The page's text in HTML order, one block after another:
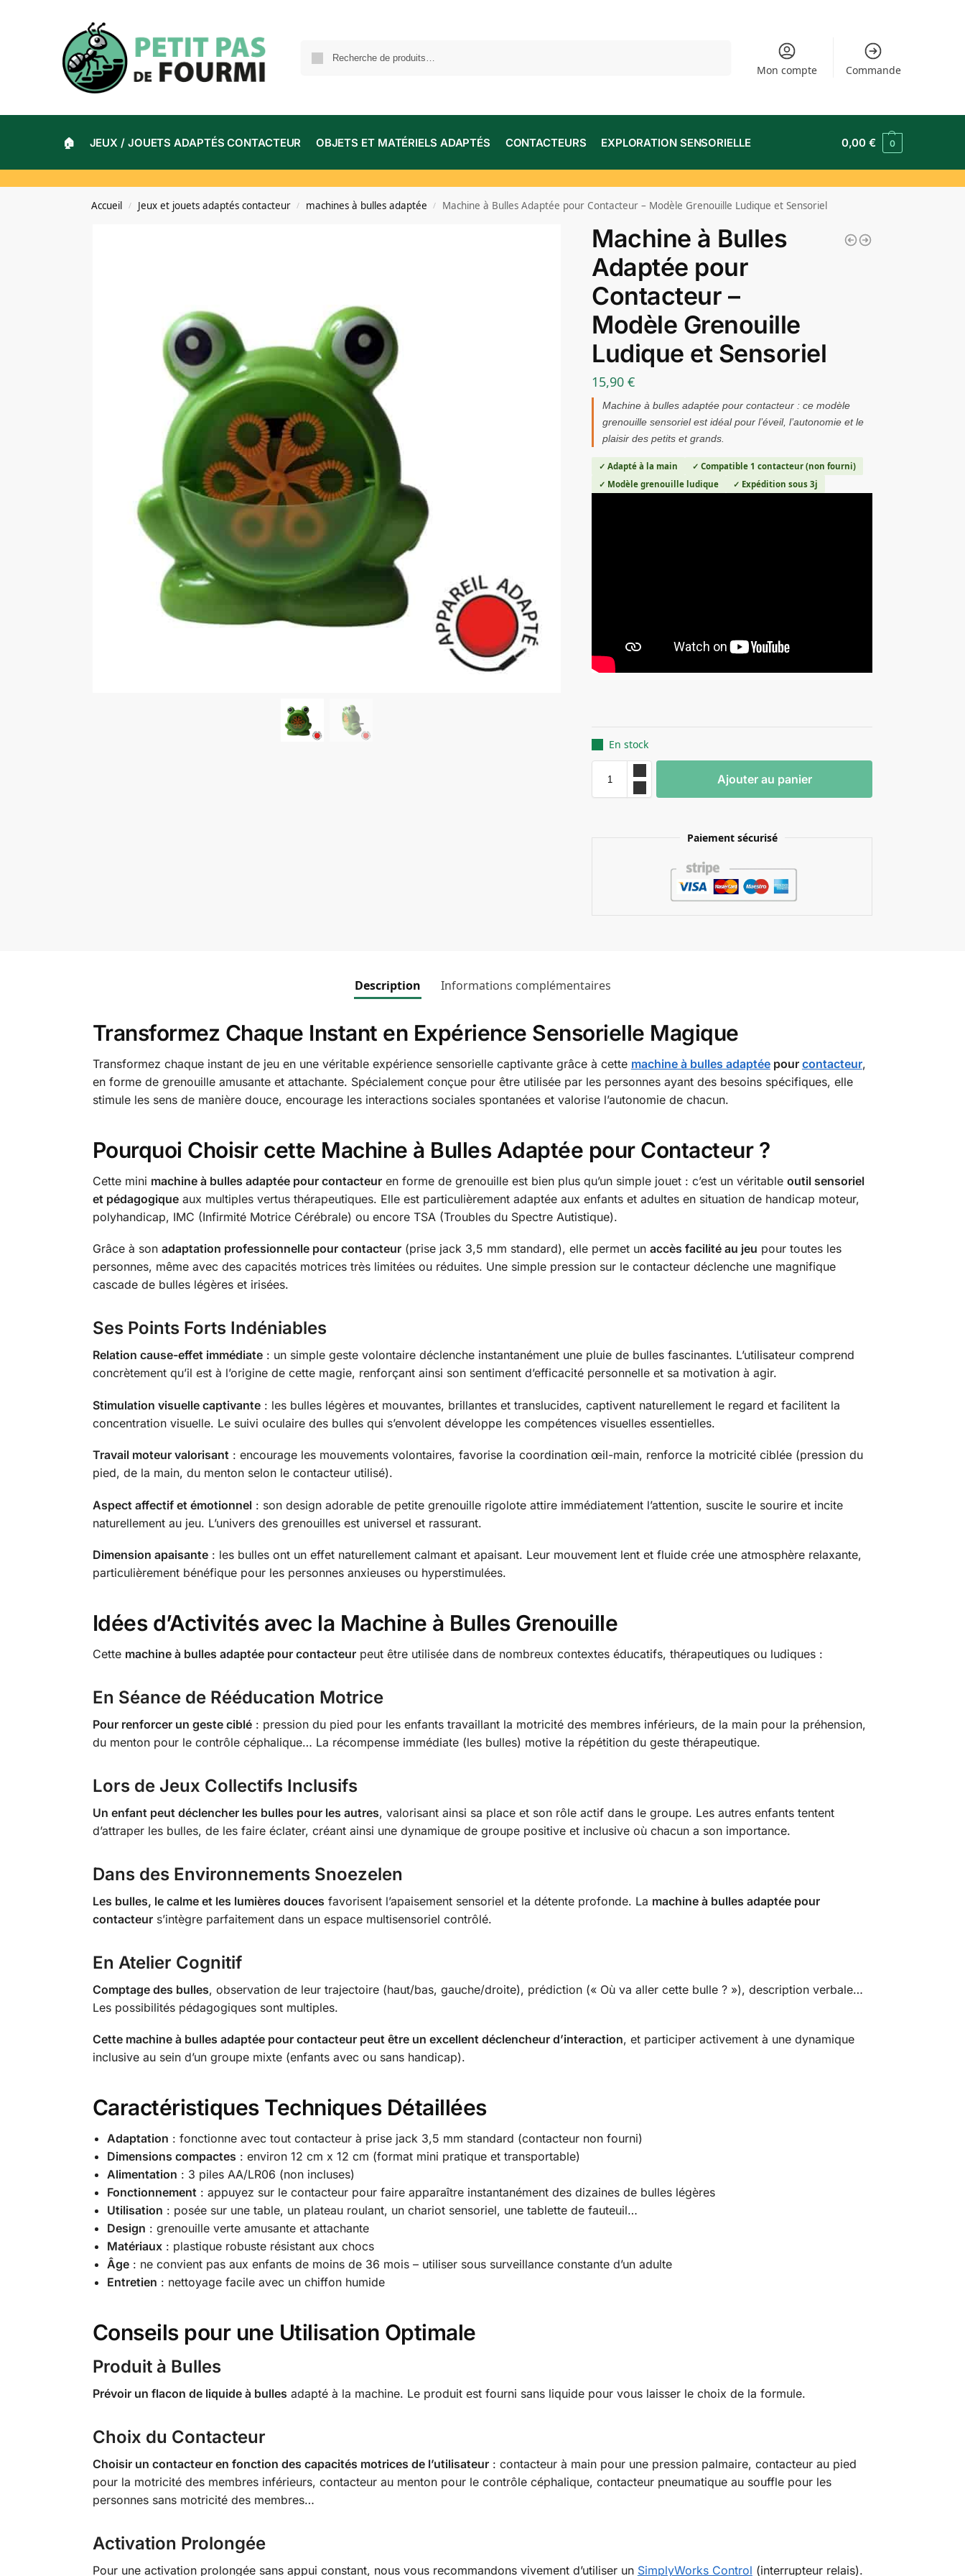
Mon compte Commande
🏠 JEUX / JOUETS ADAPTÉS CONTACTEUR OBJETS ET MATÉRIELS ADAPTÉS CONTACTEURS EXPLORATION SENSORIELLE 0,00€ 0
Accueil / Jeux et jouets adaptés contacteur / machines à bulles adaptée / Machine à Bulles Adaptée pour Contacteur – Modèle Grenouille Ludique et Sensoriel
Machine à Bulles
Adaptée pour
Contacteur –
Modèle Grenouille
Ludique et Sensoriel
15,90€
Machine à bulles adaptée pour contacteur : ce modèle
grenouille sensoriel est idéal pour l’éveil, l’autonomie et le
plaisir des petits et grands.
✓ Adapté à la main
✓ Compatible 1 contacteur (non fourni)
✓ Modèle grenouille ludique
✓ Expédition sous 3j
En stock
Ajouter au panier
Paiement sécurisé
Description Informations complémentaires
Transformez Chaque Instant en Expérience Sensorielle Magique
Transformez chaque instant de jeu en une véritable expérience sensorielle captivante grâce à cette machine à bulles adaptéepour contacteur,
en forme de grenouille amusante et attachante. Spécialement conçue pour être utilisée par les personnes ayant des besoins spécifiques, elle
stimule les sens de manière douce, encourage les interactions sociales spontanées et valorise l’autonomie de chacun.
Pourquoi Choisir cette Machine à Bulles Adaptée pour Contacteur ?
Cette mini machine à bulles adaptée pour contacteuren forme de grenouille est bien plus qu’un simple jouet : c’est un véritable outil sensoriel
et pédagogiqueaux multiples vertus thérapeutiques. Elle est particulièrement adaptée aux enfants et adultes en situation de handicap moteur,
polyhandicap, IMC (Infirmité Motrice Cérébrale) ou encore TSA (Troubles du Spectre Autistique).
Grâce à son adaptation professionnelle pour contacteur(prise jack 3,5 mm standard), elle permet un accès facilité au jeu pour toutes les
personnes, même avec des capacités motrices très limitées ou réduites. Une simple pression sur le contacteur déclenche une magnifique
cascade de bulles légères et irisées.
Ses Points Forts Indéniables
Relation cause-effet immédiate: un simple geste volontaire déclenche instantanément une pluie de bulles fascinantes. L’utilisateur comprend
concrètement qu’il est à l’origine de cette magie, renforçant ainsi son sentiment d’efficacité personnelle et sa motivation à agir.
Stimulation visuelle captivante: les bulles légères et mouvantes, brillantes et translucides, captivent naturellement le regard et facilitent la
concentration visuelle. Le suivi oculaire des bulles qui s’envolent développe les compétences visuelles essentielles.
Travail moteur valorisant: encourage les mouvements volontaires, favorise la coordination œil-main, renforce la motricité ciblée (pression du
pied, de la main, du menton selon le contacteur utilisé).
Aspect affectif et émotionnel: son design adorable de petite grenouille rigolote attire immédiatement l’attention, suscite le sourire et incite
naturellement au jeu. L’univers des grenouilles est universel et rassurant.
Dimension apaisante: les bulles ont un effet naturellement calmant et apaisant. Leur mouvement lent et fluide crée une atmosphère relaxante,
particulièrement bénéfique pour les personnes anxieuses ou hyperstimulées.
Idées d’Activités avec la Machine à Bulles Grenouille
Cette machine à bulles adaptée pour contacteurpeut être utilisée dans de nombreux contextes éducatifs, thérapeutiques ou ludiques :
En Séance de Rééducation Motrice
Pour renforcer un geste ciblé: pression du pied pour les enfants travaillant la motricité des membres inférieurs, de la main pour la préhension,
du menton pour le contrôle céphalique… La récompense immédiate (les bulles) motive la répétition du geste thérapeutique.
Lors de Jeux Collectifs Inclusifs
Un enfant peut déclencher les bulles pour les autres, valorisant ainsi sa place et son rôle actif dans le groupe. Les autres enfants tentent
d’attraper les bulles, de les faire éclater, créant ainsi une dynamique de groupe positive et inclusive où chacun a son importance.
Dans des Environnements Snoezelen
Les bulles, le calme et les lumières douces favorisent l’apaisement sensoriel et la détente profonde. La machine à bulles adaptée pour
contacteurs’intègre parfaitement dans un espace multisensoriel contrôlé.
En Atelier Cognitif
Comptage des bulles, observation de leur trajectoire (haut/bas, gauche/droite), prédiction (« Où va aller cette bulle ? »), description verbale…
Les possibilités pédagogiques sont multiples.
Cette machine à bulles adaptée pour contacteur peut être un excellent déclencheur d’interaction, et participer activement à une dynamique
inclusive au sein d’un groupe mixte (enfants avec ou sans handicap).
Caractéristiques Techniques Détaillées
Adaptation : fonctionne avec tout contacteur à prise jack 3,5 mm standard (contacteur non fourni)
Dimensions compactes : environ 12 cm x 12 cm (format mini pratique et transportable)
Alimentation : 3 piles AA/LR06 (non incluses)
Fonctionnement : appuyez sur le contacteur pour faire apparaître instantanément des dizaines de bulles légères
Utilisation : posée sur une table, un plateau roulant, un chariot sensoriel, une tablette de fauteuil…
Design : grenouille verte amusante et attachante
Matériaux: plastique robuste résistant aux chocs
Âge: ne convient pas aux enfants de moins de 36 mois – utiliser sous surveillance constante d’un adulte
Entretien : nettoyage facile avec un chiffon humide
Conseils pour une Utilisation Optimale
Produit à Bulles
Prévoir un flacon de liquide à bulles adapté à la machine. Le produit est fourni sans liquide pour vous laisser le choix de la formule.
Choix du Contacteur
Choisir un contacteur en fonction des capacités motrices de l’utilisateur: contacteur à main pour une pression palmaire, contacteur au pied
pour la motricité des membres inférieurs, contacteur au menton pour le contrôle céphalique, contacteur pneumatique au souffle pour les
personnes sans motricité des membres…
Activation Prolongée
Pour une activation prolongée sans appui constant, nous vous recommandons vivement d’utiliser un SimplyWorks Control (interrupteur relais).